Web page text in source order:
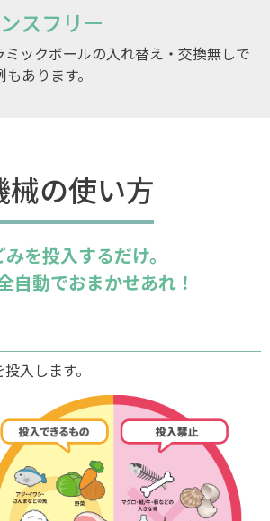
スフリー
ックボールの入れ替え・交換無しで
あります。
械の使い方
を投入するだけ。
自動でおまかせあれ！
入します。